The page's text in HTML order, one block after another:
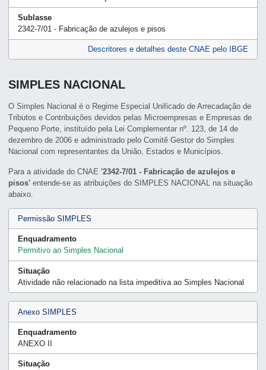
Sublasse
2342-7/01 - Fabricação de azulejos e pisos
Descritores e detalhes deste CNAE pelo IBGE
SIMPLES NACIONAL
O Simples Nacional é o Regime Especial Unificado de Arrecadação de
Tributos e Contribuições devidos pelas Microempresas e Empresas de
Pequeno Porte, instituído pela Lei Complementar nº. 123, de 14 de
dezembro de 2006 e administrado pelo Comitê Gestor do Simples
Nacional com representantes da União, Estados e Municípios.
Para a atividade do CNAE'2342-7/01 - Fabricação de azulejos e
pisos' entende-se as atribuições do SIMPLES NACIONAL na situação
abaixo.
Permissão SIMPLES
Enquadramento
Permitivo ao Simples Nacional
Situação
Atividade não relacionado na lista impeditiva ao Simples Nacional
Anexo SIMPLES
Enquadramento
ANEXO II
Situação